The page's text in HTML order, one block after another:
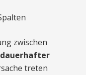
zwischen
dauerhafter
treten